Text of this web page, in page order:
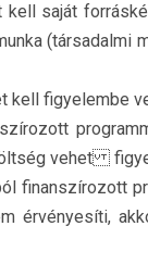
saját
(társadalmi
kell figyelembe
vehet
finanszírozott
érvényesíti,